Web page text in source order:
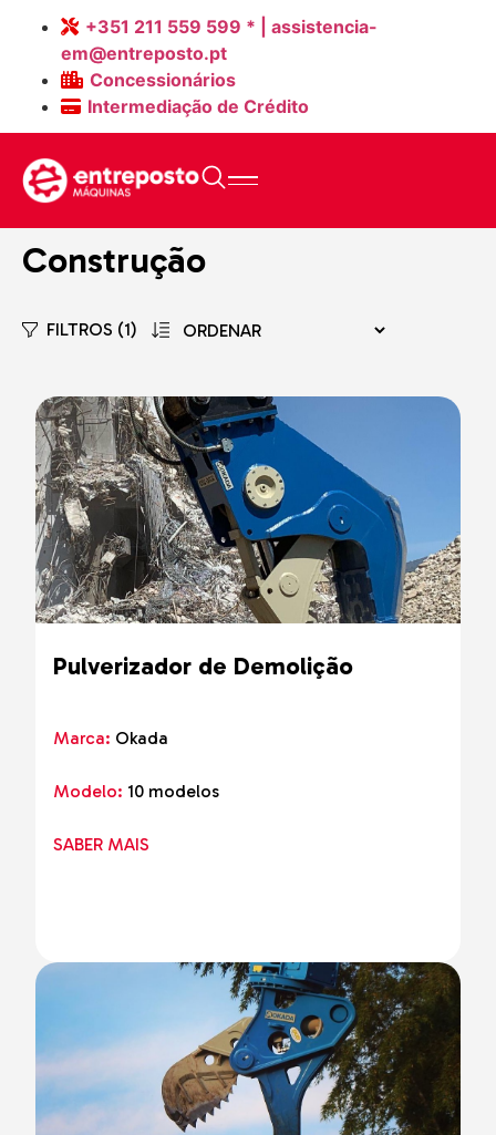
+351 211 559 599 * | assistencia-
em@entreposto.pt
Concessionários
Intermediação de Crédito
Home > Máquinas Novas
Construção
FILTROS (1)
Pulverizador de Demolição
Marca: Okada
Modelo: 10 modelos
SABER MAIS